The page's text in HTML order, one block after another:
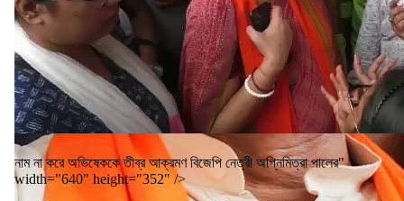
নাম না করে অভিষেককে তীব্র আক্রমণ বিজেপি নেত্রী অগ্নিমিত্রা পালের"
width="640" height="352" />